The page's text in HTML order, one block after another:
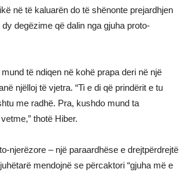
në të kaluarën do të shënonte prejardhjen
degëzime që dalin nga gjuha proto-
të ndiqen në kohë prapa deri në një
njëlloj të vjetra. “Ti e di që prindërit e tu
me radhë. Pra, kushdo mund ta
thotë Hiber.
njerëzore – një paraardhëse e drejtpërdrejtë
mendojnë se përcaktori “gjuha më e